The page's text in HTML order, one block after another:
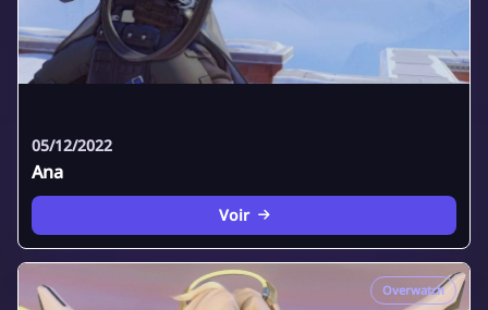
05/12/2022
Ana
Voir
Overwatch